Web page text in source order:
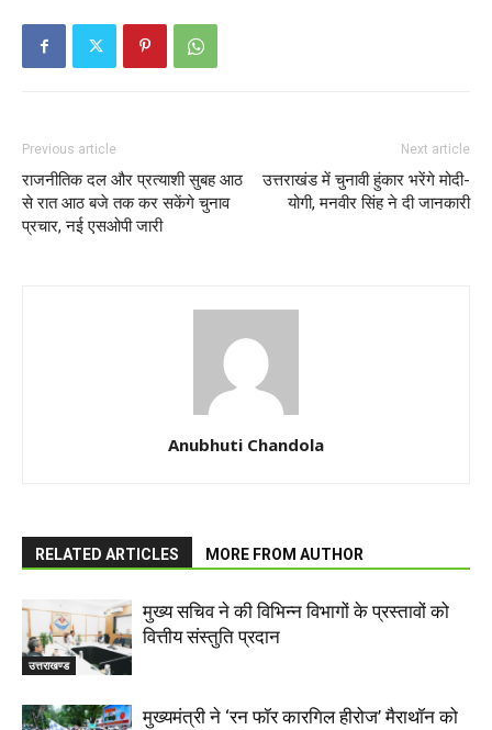
Previous article
राजनीतिक दल और प्रत्याशी सुबह आठ
से रात आठ बजे तक कर सकेंगे चुनाव
प्रचार, नई एसओपी जारी
Next article
उत्तराखंड में चुनावी हुंकार भरेंगे मोदी-
योगी, मनवीर सिंह ने दी जानकारी
Anubhuti Chandola
RELATED ARTICLES MORE FROM AUTHOR
उत्तराखण्ड
मुख्य सचिव ने की विभिन्न विभागों के प्रस्तावों को
वित्तीय संस्तुति प्रदान
मुख्यमंत्री ने ‘रन फॉर कारगिल हीरोज’ मैराथॉन को